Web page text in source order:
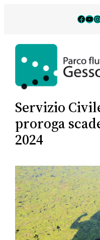
Servizio
proroga
2024